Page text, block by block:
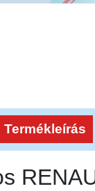
Termékleírás